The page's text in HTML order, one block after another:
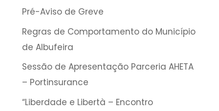
Pré-Aviso de Greve
Regras de Comportamento do Município
de Albufeira
Sessão de Apresentação Parceria AHETA
– Portinsurance
“Liberdade e Libertà – Encontro